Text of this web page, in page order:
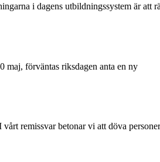
i dagens utbildningssystem är att
förväntas riksdagen anta en ny
remissvar betonar vi att döva